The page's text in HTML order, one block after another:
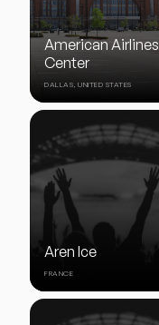
American Airlines
Center
DALLAS, UNITED STATES
Aren Ice
FRANCE